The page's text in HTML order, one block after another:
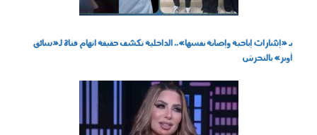
بـ «إشارات إباحية وإصابة نفسها».. الداخلية تكشف حقيقة اتهام فتاة لـ«سائق
أوبر» بالتحرش